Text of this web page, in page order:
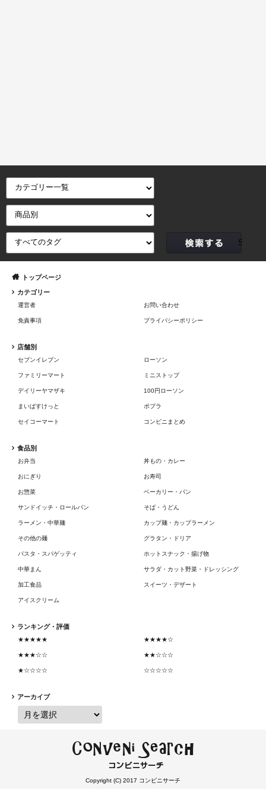
トップページ
カテゴリー
運営者 お問い合わせ
免責事項 プライバシーポリシー
店舗別
セブンイレブン ローソン
ファミリーマート ミニストップ
デイリーヤマザキ 100円ローソン
まいばすけっと ポプラ
セイコーマート コンビニまとめ
食品別
お弁当 丼もの・カレー
おにぎり お寿司
お惣菜 ベーカリー・パン
サンドイッチ・ロールパン そば・うどん
ラーメン・中華麺 カップ麺・カップラーメン
その他の麺 グラタン・ドリア
パスタ・スパゲッティ ホットスナック・揚げ物
中華まん サラダ・カット野菜・ドレッシング
加工食品 スイーツ・デザート
アイスクリーム
ランキング・評価
★★★★★ ★★★★☆
★★★☆☆ ★★☆☆☆
★☆☆☆☆ ☆☆☆☆☆
アーカイブ
Copyright (C) 2017 コンビニサーチ